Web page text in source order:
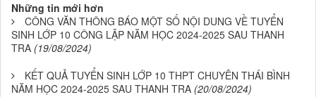
Những tin mới hơn
CÔNG VĂN THÔNG BÁO MỘT SỐ NỘI DUNG VỀ TUYỂN
SINH LỚP 10 CÔNG LẬP NĂM HỌC 2024-2025 SAU THANH
TRA (19/08/2024)
KẾT QUẢ TUYỂN SINH LỚP 10 THPT CHUYÊN THÁI BÌNH
NĂM HỌC 2024-2025 SAU THANH TRA (20/08/2024)